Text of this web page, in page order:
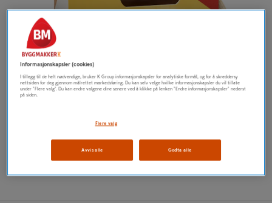
Informasjonskapsler (cookies)
I tillegg til de helt nødvendige, bruker K Group informasjonskapsler for analytiske formål, og for å skreddersy
nettsiden for deg gjennom målrettet markedsføring. Du kan selv velge hvilke informasjonskapsler du vil tillate
under "Flere valg". Du kan endre valgene dine senere ved å klikke på lenken "Endre informasjonskapsler" nederst
på siden.
Flere valg
Avvis alle Godta alle